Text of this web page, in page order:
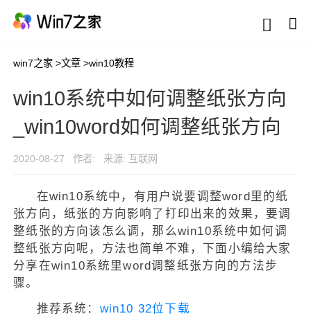
win7之家 >文章 >win10教程
win10系统中如何调整纸张方向
_win10word如何调整纸张方向
2020-08-27 作者: 来源: 互联网
在win10系统中，有用户说要调整word里的纸
张方向，纸张的方向影响了打印出来的效果，要调
整纸张的方向该怎么调，那么win10系统中如何调
整纸张方向呢，方法也简单不难，下面小编给大家
分享在win10系统里word调整纸张方向的方法步
骤。
推荐系统： win10 32位下载